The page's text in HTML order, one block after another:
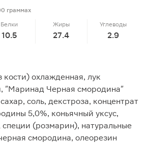
граммах
Белки
10.5
Жиры
27.4
Углеводы
2.9
охлажденная, лук
"Маринад Черная смородина"
соль, декстроза, концентрат
5,0%, коньячный уксус,
специи (розмарин), натуральные
смородина, олеорезин